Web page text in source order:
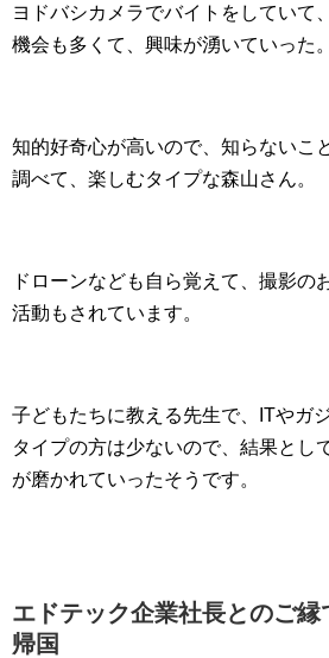
ヨドバシカメラでバイトをしていて
機会も多くて、興味が湧いていった。
知的好奇心が高いので、知らないこ
調べて、楽しむタイプな森山さん。
ドローンなども自ら覚えて、撮影の
活動もされています。
子どもたちに教える先生で、ITやガ
タイプの方は少ないので、結果とし
が磨かれていったそうです。
エドテック企業社長とのご
帰国